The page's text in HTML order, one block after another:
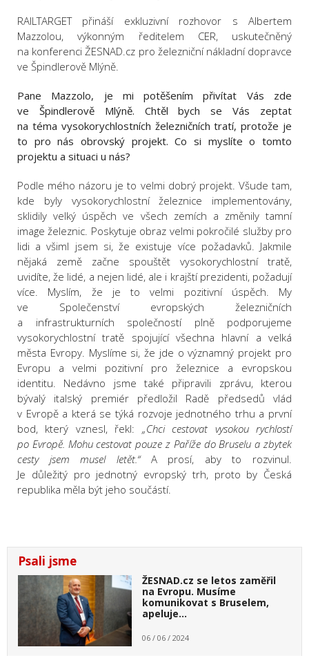
RAILTARGET přináší exkluzivní rozhovor s Albertem
Mazzolou, výkonným ředitelem CER, uskutečněný
na konferenci ŽESNAD.cz pro železniční nákladní dopravce
ve Špindlerově Mlýně.
Pane Mazzolo, je mi potěšením přivítat Vás zde
ve Špindlerově Mlýně. Chtěl bych se Vás zeptat
na téma vysokorychlostních železničních tratí, protože je
to pro nás obrovský projekt. Co si myslíte o tomto
projektu a situaci u nás?
Podle mého názoru je to velmi dobrý projekt. Všude tam,
kde byly vysokorychlostní železnice implementovány,
sklidily velký úspěch ve všech zemích a změnily tamní
image železnic. Poskytuje obraz velmi pokročilé služby pro
lidi a všiml jsem si, že existuje více požadavků. Jakmile
nějaká země začne spouštět vysokorychlostní tratě,
uvidíte, že lidé, a nejen lidé, ale i krajští prezidenti, požadují
více. Myslím, že je to velmi pozitivní úspěch. My
ve Společenství evropských železničních
a infrastrukturních společností plně podporujeme
vysokorychlostní tratě spojující všechna hlavní a velká
města Evropy. Myslíme si, že jde o významný projekt pro
Evropu a velmi pozitivní pro železnice a evropskou
identitu. Nedávno jsme také připravili zprávu, kterou
bývalý italský premiér předložil Radě předsedů vlád
v Evropě a která se týká rozvoje jednotného trhu a první
bod, který vznesl, řekl: „Chci cestovat vysokou rychlostí
po Evropě. Mohu cestovat pouze z Paříže do Bruselu a zbytek
cesty jsem musel letět.“A prosí, aby to rozvinul.
Je důležitý pro jednotný evropský trh, proto by Česká
republika měla být jeho součástí.
Psali jsme
ŽESNAD.cz se letos zaměřil
na Evropu. Musíme
komunikovat s Bruselem,
apeluje…
06 / 06 / 2024